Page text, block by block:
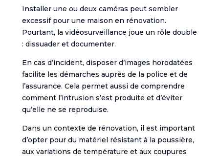
Installer une ou deux caméras peut sembler
excessif pour une maison en rénovation.
Pourtant, la vidéosurveillance joue un rôle double
: dissuader et documenter.
En cas d’incident, disposer d’images horodatées
facilite les démarches auprès de la police et de
l’assurance. Cela permet aussi de comprendre
comment l’intrusion s’est produite et d’éviter
qu’elle ne se reproduise.
Dans un contexte de rénovation, il est important
d’opter pour du matériel résistant à la poussière,
aux variations de température et aux coupures